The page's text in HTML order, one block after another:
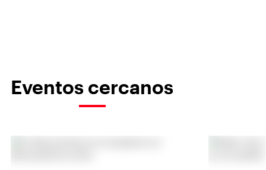
Eventos cercanos